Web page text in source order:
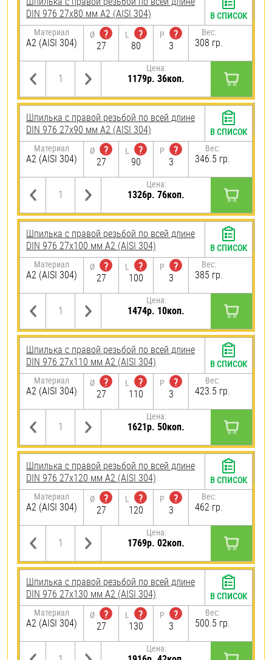
DIN 976 27х80 мм А2 (AISI 304)
Материал
А2 (AISI 304)
Ø
?
27
L
?
80
P
?
3
Вес:
308 гр.
Цена:
1179р. 36коп.
В СПИСОК
Шпилька с правой резьбой по всей длине
DIN 976 27х90 мм А2 (AISI 304)
Материал
А2 (AISI 304)
Ø
?
27
L
?
90
P
?
3
Вес:
346.5 гр.
Цена:
1326р. 76коп.
В СПИСОК
Шпилька с правой резьбой по всей длине
DIN 976 27х100 мм А2 (AISI 304)
Материал
А2 (AISI 304)
Ø
?
27
L
?
100
P
?
3
Вес:
385 гр.
Цена:
1474р. 10коп.
В СПИСОК
Шпилька с правой резьбой по всей длине
DIN 976 27х110 мм А2 (AISI 304)
Материал
А2 (AISI 304)
Ø
?
27
L
?
110
P
?
3
Вес:
423.5 гр.
Цена:
1621р. 50коп.
В СПИСОК
Шпилька с правой резьбой по всей длине
DIN 976 27х120 мм А2 (AISI 304)
Материал
А2 (AISI 304)
Ø
?
27
L
?
120
P
?
3
Вес:
462 гр.
Цена:
1769р. 02коп.
В СПИСОК
Шпилька с правой резьбой по всей длине
DIN 976 27х130 мм А2 (AISI 304)
Материал
А2 (AISI 304)
Ø
?
27
L
?
130
P
?
3
Вес:
500.5 гр.
Цена:
В СПИСОК